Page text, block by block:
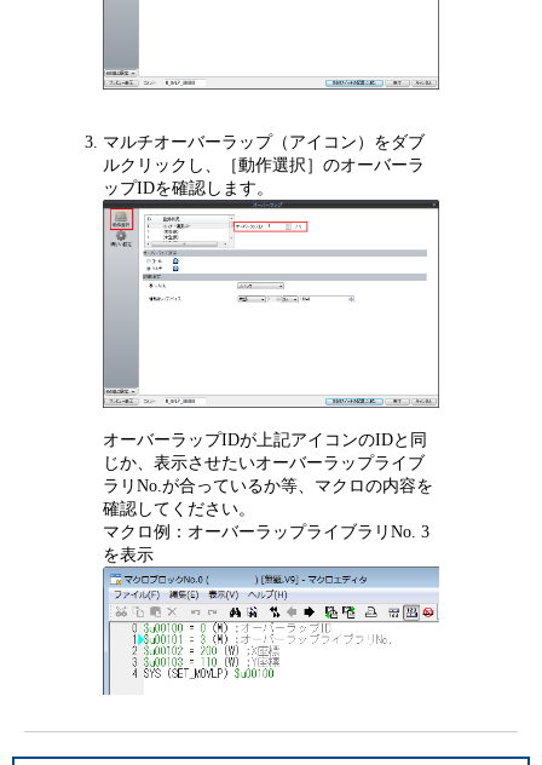
マルチオーバーラップ（アイコン）をダブ
ルクリックし、［動作選択］のオーバーラ
ップIDを確認します。
オーバーラップIDが上記アイコンのIDと同
じか、表示させたいオーバーラップライブ
ラリNo.が合っているか等、マクロの内容を
確認してください。
マクロ例：オーバーラップライブラリNo. 3
を表示